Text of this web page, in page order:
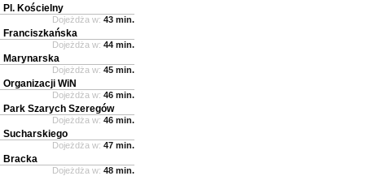
Pl. Kościelny
Dojeżdża w: 43 min.
Franciszkańska
Dojeżdża w: 44 min.
Marynarska
Dojeżdża w: 45 min.
Organizacji WiN
Dojeżdża w: 46 min.
Park Szarych Szeregów
Dojeżdża w: 46 min.
Sucharskiego
Dojeżdża w: 47 min.
Bracka
Dojeżdża w: 48 min.